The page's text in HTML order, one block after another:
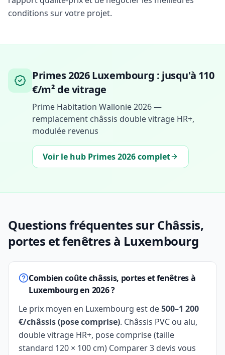
conditions sur votre projet.
Primes 2026 Luxembourg : jusqu'à 110
€/m² de vitrage
Prime Habitation Wallonie 2026 —
remplacement châssis double vitrage HR+,
modulée revenus
Voir le hub Primes 2026 complet
Questions fréquentes sur Châssis,
portes et fenêtres à Luxembourg
Combien coûte châssis, portes et fenêtres à
Luxembourg en 2026 ?
Le prix moyen en Luxembourg est de500–1 200
€/châssis (pose comprise). Châssis PVC ou alu,
double vitrage HR+, pose comprise (taille
standard 120 × 100 cm) Comparer 3 devis vous